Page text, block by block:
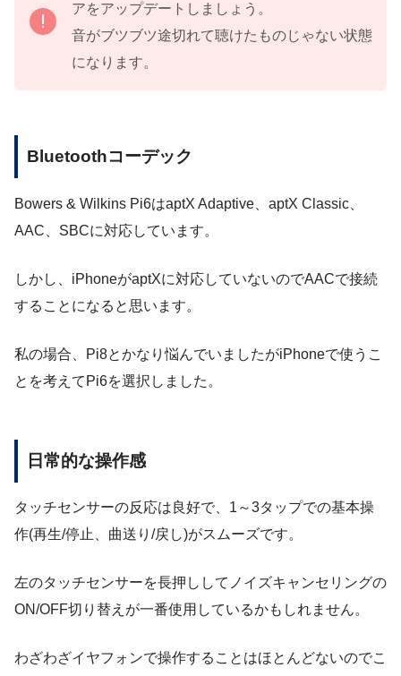
アをアップデートしましょう。
音がブツブツ途切れて聴けたものじゃない状態
になります。
Bluetoothコーデック
Bowers & Wilkins Pi6はaptX Adaptive、aptX Classic、
AAC、SBCに対応しています。
しかし、iPhoneがaptXに対応していないのでAACで接続
することになると思います。
私の場合、Pi8とかなり悩んでいましたがiPhoneで使うこ
とを考えてPi6を選択しました。
日常的な操作感
タッチセンサーの反応は良好で、1～3タップでの基本操
作(再生/停止、曲送り/戻し)がスムーズです。
左のタッチセンサーを長押ししてノイズキャンセリングの
ON/OFF切り替えが一番使用しているかもしれません。
わざわざイヤフォンで操作することはほとんどないのでこ